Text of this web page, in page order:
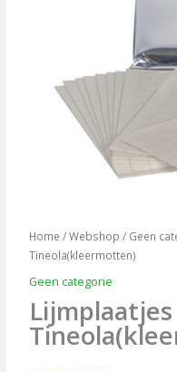
Home /Webshop / Geen
Tineola(kleermotten)
Geen categorie
Lijmplaatjes